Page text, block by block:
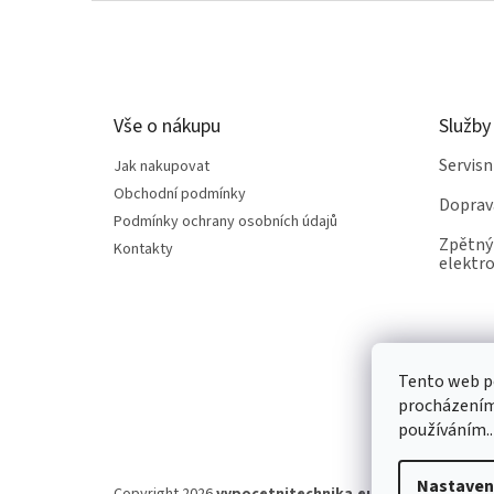
Tento web
Vše o nákupu
Jak nakupovat
Obchodní podmínky
Podmínky ochrany osobních údajů
Kontakty
Služby